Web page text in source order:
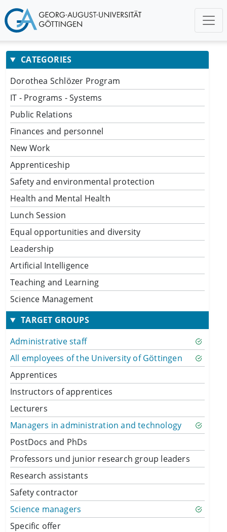
CATEGORIES
Dorothea Schlözer Program
IT - Programs - Systems
Public Relations
Finances and personnel
New Work
Apprenticeship
Safety and environmental protection
Health and Mental Health
Lunch Session
Equal opportunities and diversity
Leadership
Artificial Intelligence
Teaching and Learning
Science Management
TARGET GROUPS
Administrative staff
All employees of the University of Göttingen
Apprentices
Instructors of apprentices
Lecturers
Managers in administration and technology
PostDocs and PhDs
Professors und junior research group leaders
Research assistants
Safety contractor
Science managers
Specific offer